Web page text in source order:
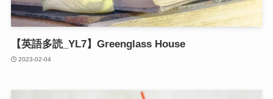
【英語多読_YL7】Greenglass House
2023-02-04